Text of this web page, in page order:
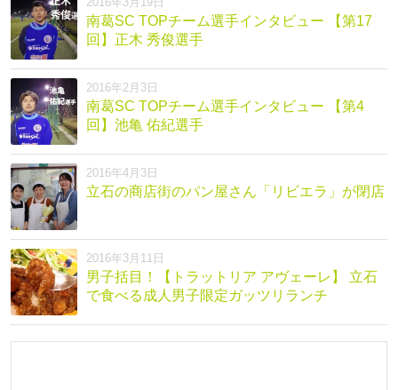
南葛SC TOPチーム選手インタビュー 【第17
回】正木 秀俊選手
2016年2月3日
南葛SC TOPチーム選手インタビュー 【第4
回】池亀 佑紀選手
2016年4月3日
立石の商店街のパン屋さん「リビエラ」が閉店
2016年3月11日
男子括目！【トラットリア アヴェーレ】 立石
で食べる成人男子限定ガッツリランチ